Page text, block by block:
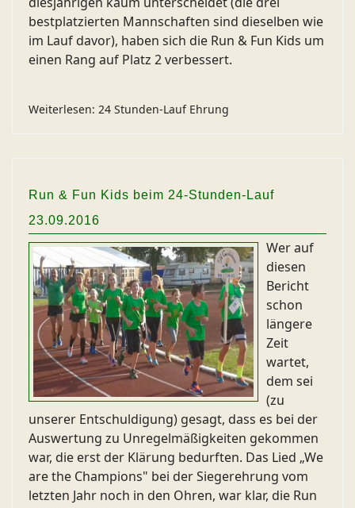
bestplatzierten Mannschaften sind dieselben wie
im Lauf davor), haben sich die Run & Fun Kids um
einen Rang auf Platz 2 verbessert.
Weiterlesen: 24 Stunden-Lauf Ehrung
Run & Fun Kids beim 24-Stunden-Lauf
23.09.2016
Wer auf
diesen
Bericht
schon
längere
Zeit
wartet,
dem sei
(zu
unserer Entschuldigung) gesagt, dass es bei der
Auswertung zu Unregelmäßigkeiten gekommen
war, die erst der Klärung bedurften. Das Lied „We
are the Champions" bei der Siegerehrung vom
letzten Jahr noch in den Ohren, war klar, die Run